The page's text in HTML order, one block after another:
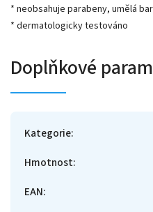
* neobsahuje parabeny, umělá
* dermatologicky testováno
Doplňkové
Kategorie:
Hmotnost:
EAN: